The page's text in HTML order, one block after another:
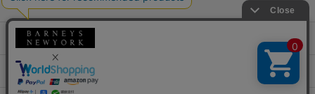
オンラインストアショッピングガイド
店舗情報
サービス